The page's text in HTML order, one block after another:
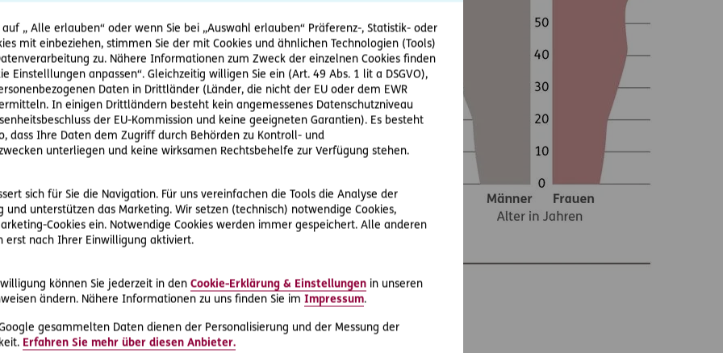
„ Alle erlauben“ oder wenn Sie bei „Auswahl erlauben“ Präferenz-, Statistik- oder
mit einbeziehen, stimmen Sie der mit Cookies und ähnlichen Technologien (Tools)
zu. Nähere Informationen zum Zweck der einzelnen Cookies finden
Einstelllungen anpassen“. Gleichzeitig willigen Sie ein (Art. 49 Abs. 1 lit a DSGVO),
Daten in Drittländer (Länder, die nicht der EU oder dem EWR
In einigen Drittländern besteht kein angemessenes Datenschutzniveau
der EU-Kommission und keine geeigneten Garantien). Es besteht
dass Ihre Daten dem Zugriff durch Behörden zu Kontroll- und
unterliegen und keine wirksamen Rechtsbehelfe zur Verfügung stehen.
sich für Sie die Navigation. Für uns vereinfachen die Tools die Analyse der
und unterstützen das Marketing. Wir setzen (technisch) notwendige Cookies,
Cookies ein. Notwendige Cookies werden immer gespeichert. Alle anderen
erst nach Ihrer Einwilligung aktiviert.
können Sie jederzeit in den Cookie-Erklärung & Einstellungen in unseren
ändern. Nähere Informationen zu uns finden Sie im Impressum.
gesammelten Daten dienen der Personalisierung und der Messung der
Erfahren Sie mehr über diesen Anbieter.